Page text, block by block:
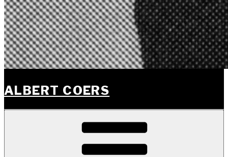
ALBERT COERS